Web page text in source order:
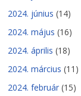
2024. június (14)
2024. május (16)
2024. április (18)
2024. március (11)
2024. február (15)